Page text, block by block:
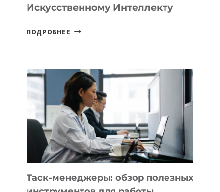
Искусственному Интеллекту
ПОДРОБНЕЕ В
НОВЫЕ
ПРЕДМЕТЫ
ПО
ИСКУССТВЕННОМУ
ИНТЕЛЛЕКТУ
Таск-менеджеры: обзор полезных